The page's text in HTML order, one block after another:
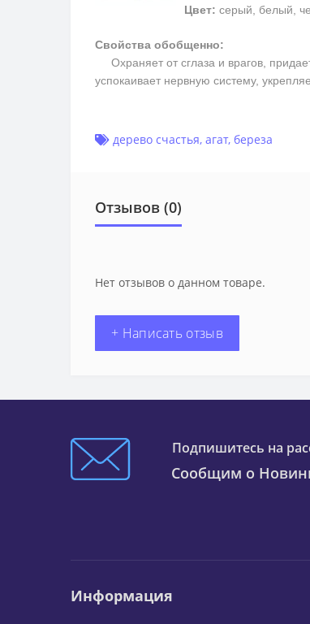
Цвет: серый, белый,
Свойства обобщенно:
Охраняет от сглаза и врагов,
успокаивает нервную систему,
дерево счастья, агат, береза
Отзывов (0)
Нет отзывов о данном товаре.
+ Написать отзыв
Подпишитесь на
Сообщим о
Информация